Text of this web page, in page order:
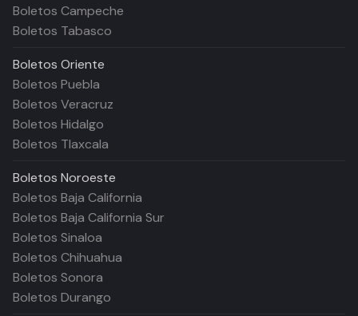
Boletos Campeche
Boletos Tabasco
Boletos Oriente
Boletos Puebla
Boletos Veracruz
Boletos Hidalgo
Boletos Tlaxcala
Boletos Noroeste
Boletos Baja California
Boletos Baja California Sur
Boletos Sinaloa
Boletos Chihuahua
Boletos Sonora
Boletos Durango